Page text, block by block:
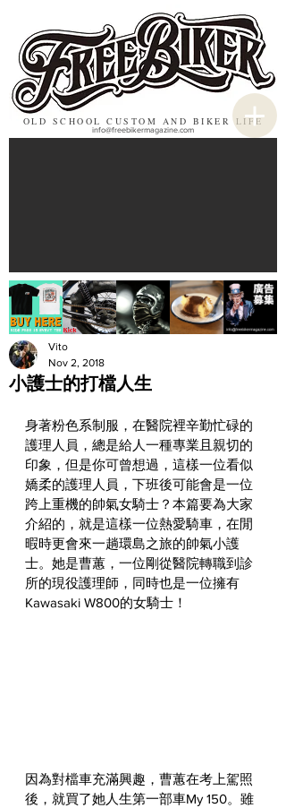
OLD SCHOOL CUSTOM AND BIKER LIFE
info@freebikermagazine.com
小護士的打檔人生
Vito
Nov 2, 2018
身著粉色系制服，在醫院裡辛勤忙碌的
護理人員，總是給人一種專業且親切的
印象，但是你可曾想過，這樣一位看似
嬌柔的護理人員，下班後可能會是一位
跨上重機的帥氣女騎士？本篇要為大家
介紹的，就是這樣一位熱愛騎車，在閒
暇時更會來一趟環島之旅的帥氣小護
士。她是曹蕙，一位剛從醫院轉職到診
所的現役護理師，同時也是一位擁有
Kawasaki W800的女騎士！
因為對檔車充滿興趣，曹蕙在考上駕照
後，就買了她人生第一部車My 150。雖